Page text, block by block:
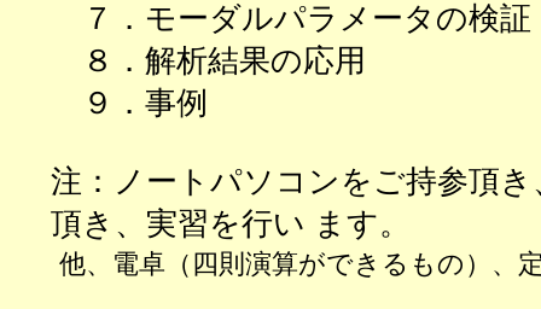
７．モーダルパラメータの検証
８．解析結果の応用
９．事例
注：ノートパソコンをご持参頂
頂き、実習を行い ます。
他、電卓（四則演算ができるもの）、